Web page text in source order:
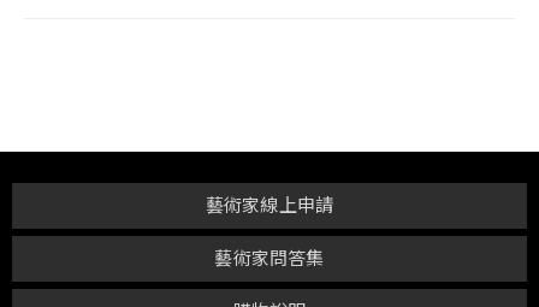
藝術家問答集
藝術家線上申請